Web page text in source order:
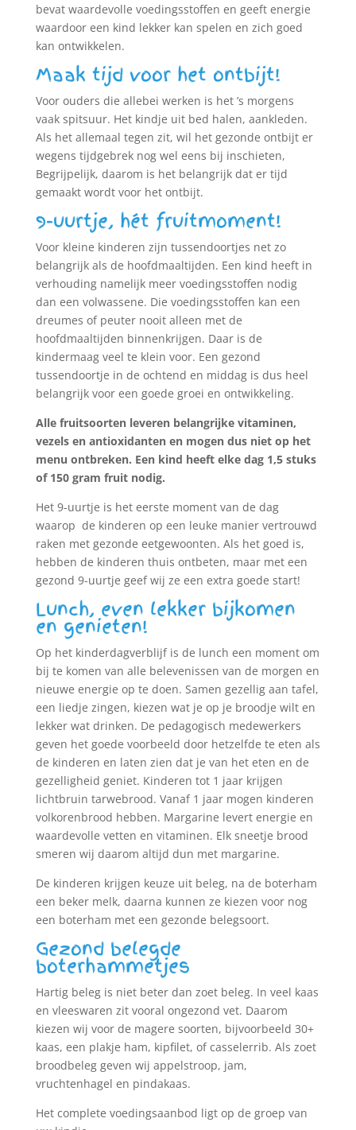
bevat waardevolle voedingsstoffen en geeft energie
waardoor een kind lekker kan spelen en zich goed
kan ontwikkelen.
Maak tijd voor het ontbijt!
Voor ouders die allebei werken is het ’s morgens
vaak spitsuur. Het kindje uit bed halen, aankleden.
Als het allemaal tegen zit, wil het gezonde ontbijt er
wegens tijdgebrek nog wel eens bij inschieten,
Begrijpelijk, daarom is het belangrijk dat er tijd
gemaakt wordt voor het ontbijt.
9-uurtje, hét fruitmoment!
Voor kleine kinderen zijn tussendoortjes net zo
belangrijk als de hoofdmaaltijden. Een kind heeft in
verhouding namelijk meer voedingsstoffen nodig
dan een volwassene. Die voedingsstoffen kan een
dreumes of peuter nooit alleen met de
hoofdmaaltijden binnenkrijgen. Daar is de
kindermaag veel te klein voor. Een gezond
tussendoortje in de ochtend en middag is dus heel
belangrijk voor een goede groei en ontwikkeling.
Alle fruitsoorten leveren belangrijke vitaminen,
vezels en antioxidanten en mogen dus niet op het
menu ontbreken. Een kind heeft elke dag 1,5 stuks
of 150 gram fruit nodig.
Het 9-uurtje is het eerste moment van de dag
waarop de kinderen op een leuke manier vertrouwd
raken met gezonde eetgewoonten. Als het goed is,
hebben de kinderen thuis ontbeten, maar met een
gezond 9-uurtje geef wij ze een extra goede start!
Lunch, even lekker bijkomen
en genieten!
Op het kinderdagverblijf is de lunch een moment om
bij te komen van alle belevenissen van de morgen en
nieuwe energie op te doen. Samen gezellig aan tafel,
een liedje zingen, kiezen wat je op je broodje wilt en
lekker wat drinken. De pedagogisch medewerkers
geven het goede voorbeeld door hetzelfde te eten als
de kinderen en laten zien dat je van het eten en de
gezelligheid geniet. Kinderen tot 1 jaar krijgen
lichtbruin tarwebrood. Vanaf 1 jaar mogen kinderen
volkorenbrood hebben. Margarine levert energie en
waardevolle vetten en vitaminen. Elk sneetje brood
smeren wij daarom altijd dun met margarine.
De kinderen krijgen keuze uit beleg, na de boterham
een beker melk, daarna kunnen ze kiezen voor nog
een boterham met een gezonde belegsoort.
Gezond belegde
boterhammetjes
Hartig beleg is niet beter dan zoet beleg. In veel kaas
en vleeswaren zit vooral ongezond vet. Daarom
kiezen wij voor de magere soorten, bijvoorbeeld 30+
kaas, een plakje ham, kipfilet, of casselerrib. Als zoet
broodbeleg geven wij appelstroop, jam,
vruchtenhagel en pindakaas.
Het complete voedingsaanbod ligt op de groep van